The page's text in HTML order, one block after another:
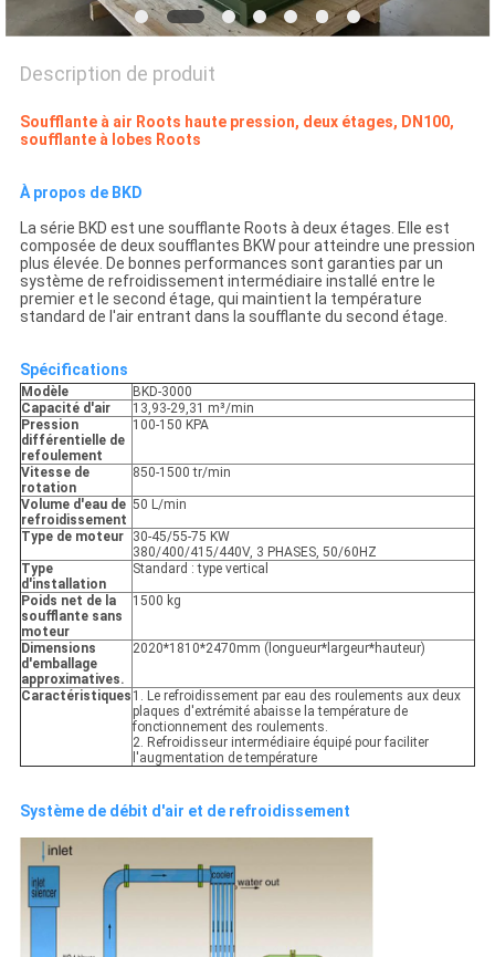
PRIVACY
POLICY
Description de produit
Soufflante à air Roots haute pression, deux étages, DN100,
soufflante à lobes Roots
À propos de BKD
La série BKD est une soufflante Roots à deux étages. Elle est
composée de deux soufflantes BKW pour atteindre une pression
plus élevée. De bonnes performances sont garanties par un
système de refroidissement intermédiaire installé entre le
premier et le second étage, qui maintient la température
standard de l'air entrant dans la soufflante du second étage.
Spécifications
Modèle
BKD-3000
Capacité d'air
13,93-29,31 m³/min
Pression
différentielle de
refoulement
100-150 KPA
Vitesse de
rotation
850-1500 tr/min
Volume d'eau de
refroidissement
50 L/min
Type de moteur
30-45/55-75 KW
380/400/415/440V, 3 PHASES, 50/60HZ
Type
d'installation
Standard : type vertical
Poids net de la
soufflante sans
moteur
1500 kg
Dimensions
d'emballage
approximatives.
2020*1810*2470mm (longueur*largeur*hauteur)
Caractéristiques 1. Le refroidissement par eau des roulements aux deux
plaques d'extrémité abaisse la température de
fonctionnement des roulements.
2. Refroidisseur intermédiaire équipé pour faciliter
l'augmentation de température
Système de débit d'air et de refroidissement